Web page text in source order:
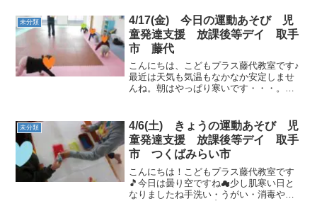
未分類
4/17(金) 今日の運動あそび 児
童発達支援 放課後等デイ 取手
市 藤代
こんにちは、こどもプラス藤代教室です♪
最近は天気も気温もなかなか安定しませ
んね。朝はやっぱり寒いです・・・。運
に挑戦！お友達を抜かさない様に、遅れ
ないように。サーキッ...
未分類
4/6(土) きょうの運動あそび 児
童発達支援 放課後等デイ 取手
市 つくばみらい市
こんにちは！こどもプラス藤代教室です
🎵今日は曇り空ですね☁少し肌寒い日と
なりましたね手洗い・うがい・消毒や水